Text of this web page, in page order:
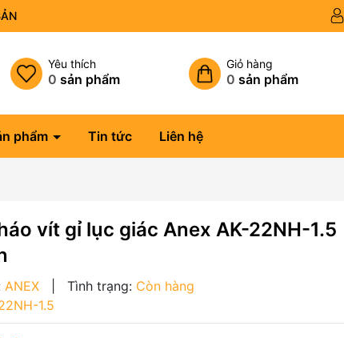
Yêu thích
0 sản phẩm
Giỏ hàng
0 sản phẩm
phẩm Tin tức Liên hệ
vít gỉ lục giác Anex AK-22NH-1.5
ANEX Tình trạng: Còn hàng
1.5